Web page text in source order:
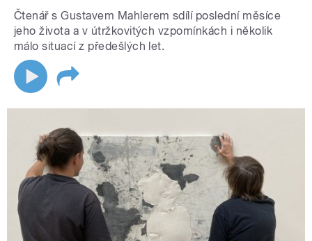
Čtenář s Gustavem Mahlerem sdílí poslední měsíce
jeho života a v útržkovitých vzpomínkách i několik
málo situací z předešlých let.